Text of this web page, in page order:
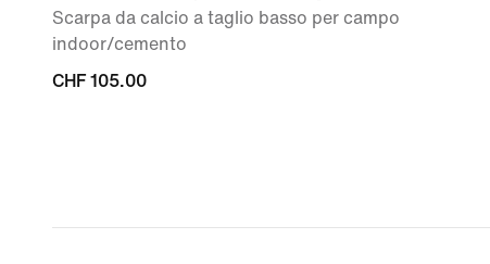
Scarpa da calcio a taglio basso per campo
indoor/cemento
CHF
CHF 105.00